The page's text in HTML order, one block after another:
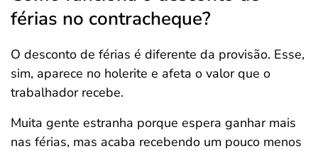
férias no contracheque?
O desconto de férias é diferente da provisão. Esse,
sim, aparece no holerite e afeta o valor que o
trabalhador recebe.
Muita gente estranha porque espera ganhar mais
nas férias, mas acaba recebendo um pouco menos